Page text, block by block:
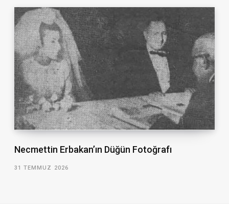
Necmettin Erbakan’ın Düğün Fotoğrafı
31 TEMMUZ 2026